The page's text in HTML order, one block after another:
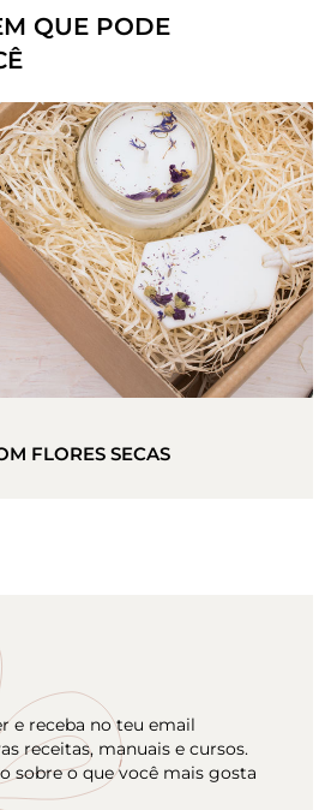
QUE PODE
FLORES SECAS
e receba no teu email
receitas, manuais e cursos.
sobre o que você mais gosta